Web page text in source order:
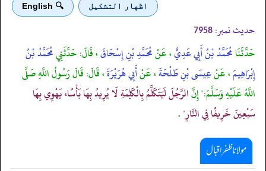
اظهار التشكيل 🔍 English
حدیث نمبر: 7958
حَدَّثَنَامُحَمَّدُ بْنُ أَبِي عَدِيٍّ، عَنْمُحَمَّدِ بْنِ إِسْحَاقَ، قَالَ: حَدَّثَنِيمُحَمَّدُ بْنُ
إِبْرَاهِيمَ، عَنْعِيسَى بْنِ طَلْحَةَ، عَنْأَبِي هُرَيْرَةَ، قَالَ: قَالَ رَسُولُ اللَّهِ صَلَّى
اللَّهُ عَلَيْهِ وَسَلَّمَ:" إِنَّالرَّجُلَ لَيَتَكَلَّمُ بِالْكَلِمَةِ لَا يُرِيدُ بِهَا بَأْسًا، يَهْوِي بِهَا
سَبْعِينَ خَرِيفًا فِي النَّارِ".
مولانا ظفر اقبال